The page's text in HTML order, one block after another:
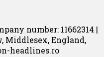
number: 11662314 |
Middlesex, England,
headlines.ro